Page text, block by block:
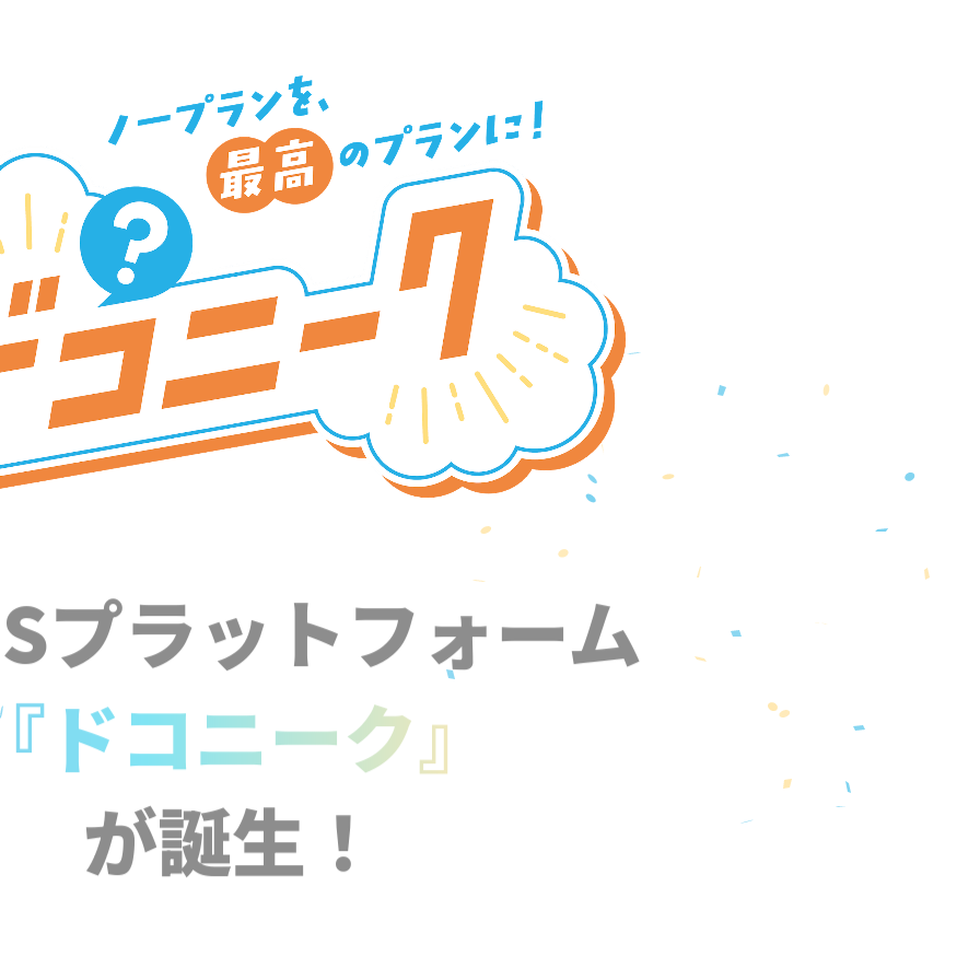
プラットフォーム
ドコニーク』
が誕生！